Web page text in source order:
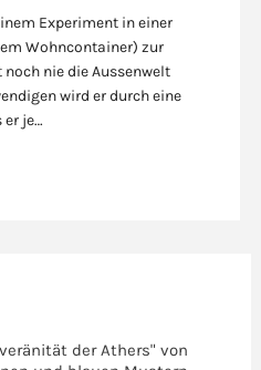
Experiment in einer
Wohncontainer) zur
nie die Aussenwelt
wird er durch eine
er je…